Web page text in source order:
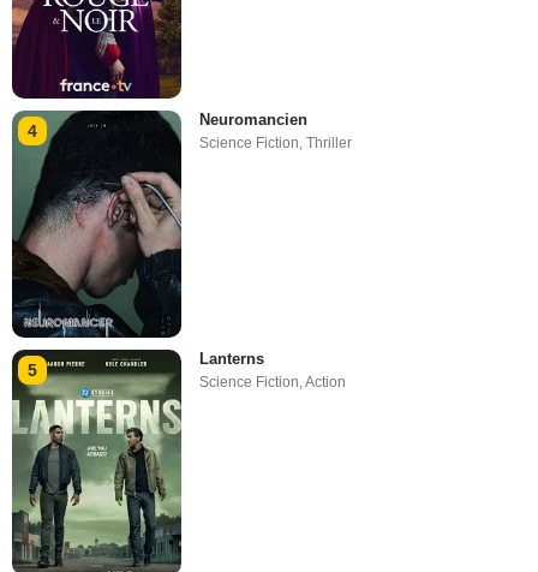
4
Neuromancien
Science Fiction,Thriller
5
Lanterns
Science Fiction ,Action